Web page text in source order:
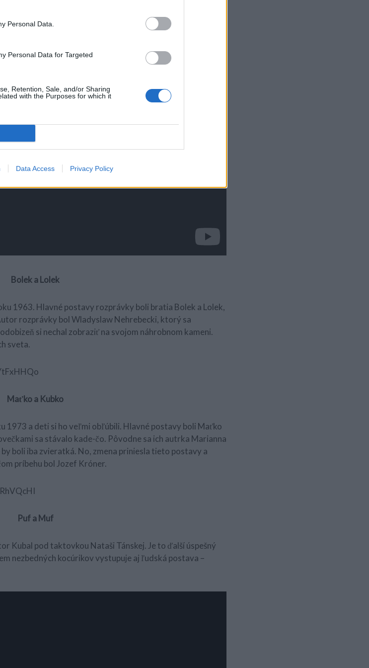
Personal Data.
Personal Data for Targeted
Retention, Sale, and/or Sharing
with the Purposes for which it
Data Access Privacy Policy
Bolek a Lolek
1963. Hlavné postavy rozprávky boli bratia Bolek a Lolek,
rozprávky bol Wladyslaw Nehrebecki, ktorý sa
si nechal zobraziť na svojom náhrobnom kameni.
sveta.
Maťko a Kubko
1973 a deti si ho veľmi obľúbili. Hlavné postavy boli Maťko
sa stávalo kade-čo. Pôvodne sa ich autrka Marianna
boli iba zvieratká. No, zmena priniesla tieto postavy a
príbehu bol Jozef Króner.
Puf a Muf
Kubal pod taktovkou Nataši Tánskej. Je to ďalší úspešný
nezbedných kocúrikov vystupuje aj ľudská postava –